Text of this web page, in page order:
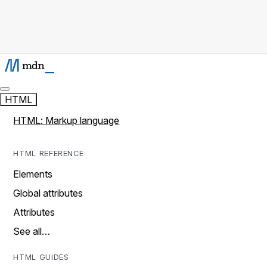
HTML
HTML: Markup language
HTML REFERENCE
Elements
Global attributes
Attributes
See all…
HTML GUIDES